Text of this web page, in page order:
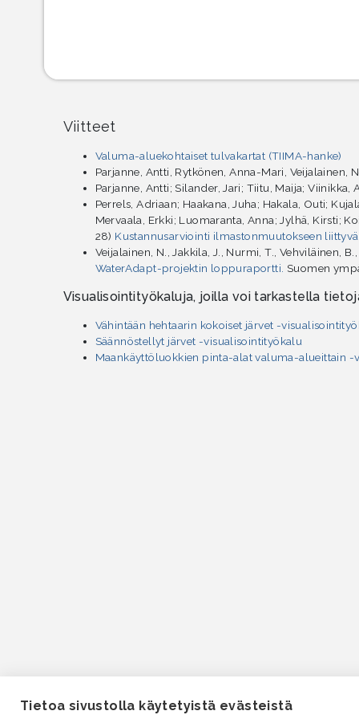
Viitteet
Valuma-aluekohtaiset tulvakartat (TIIMA-hanke)
Parjanne, Antti, Rytkönen, Anna-Mari, Veijalainen,
Parjanne, Antti; Silander, Jari; Tiitu, Maija; Viinikka,
Perrels, Adriaan; Haakana, Juha; Hakala, Outi;
Mervaala, Erkki; Luomaranta, Anna; Jylhä, Kirsti;
28) Kustannusarviointi ilmastonmuutokseen
Veijalainen, N., Jakkila, J., Nurmi, T., Vehviläinen,
WaterAdapt-projektin loppuraportti. Suomen
Visualisointityökaluja, joilla voi tarkastella
Vähintään hehtaarin kokoiset järvet -
Säännöstellyt järvet -visualisointityökalu
Maankäyttöluokkien pinta-alat valuma-alueittain -
Tietoa sivustolla käytetyistä evästeistä